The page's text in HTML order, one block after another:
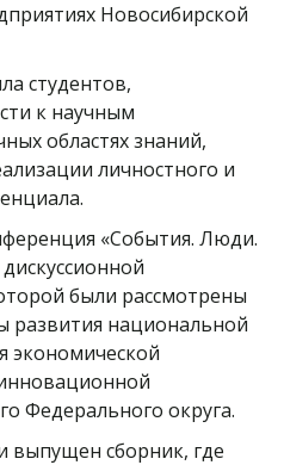
Новосибирской
студентов,
к научным
областях знаний,
личностного и
«События. Люди.
были рассмотрены
развития национальной
экономической
Федерального округа.
выпущен сборник, где